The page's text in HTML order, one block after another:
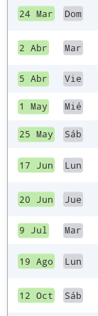
24 Mar Dom
2 Abr Mar
5 Abr Vie
1 May Mié
25 May Sáb
17 Jun Lun
20 Jun Jue
9 Jul Mar
19 Ago Lun
12 Oct Sáb